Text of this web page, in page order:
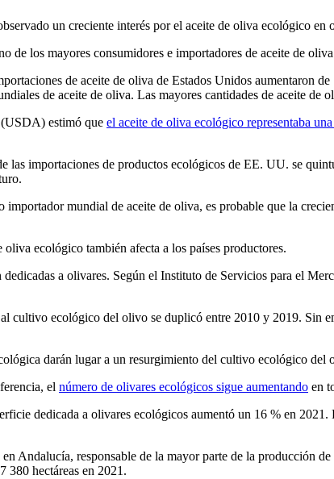
un creciente interés por el aceite de oliva ecológico en
los mayores consumidores e importadores de aceite de
de aceite de oliva de Estados Unidos aumentaron
de aceite de oliva. Las mayores cantidades de aceite de
estimó que el aceite de oliva ecológico representaba
importaciones de productos ecológicos de EE. UU. se
mundial de aceite de oliva, es probable que la
ecológico también afecta a los países productores.
a olivares. Según el Instituto de Servicios para el
cultivo ecológico del olivo se duplicó entre 2010 y 2019. Sin
darán lugar a un resurgimiento del cultivo ecológico del
el número de olivares ecológicos sigue aumentando en
dedicada a olivares ecológicos aumentó un 16 % en
Andalucía, responsable de la mayor parte de la producción
380 hectáreas en 2021.